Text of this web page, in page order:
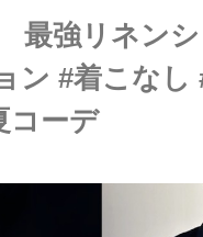
最強リネン
ン #着こな
コーデ